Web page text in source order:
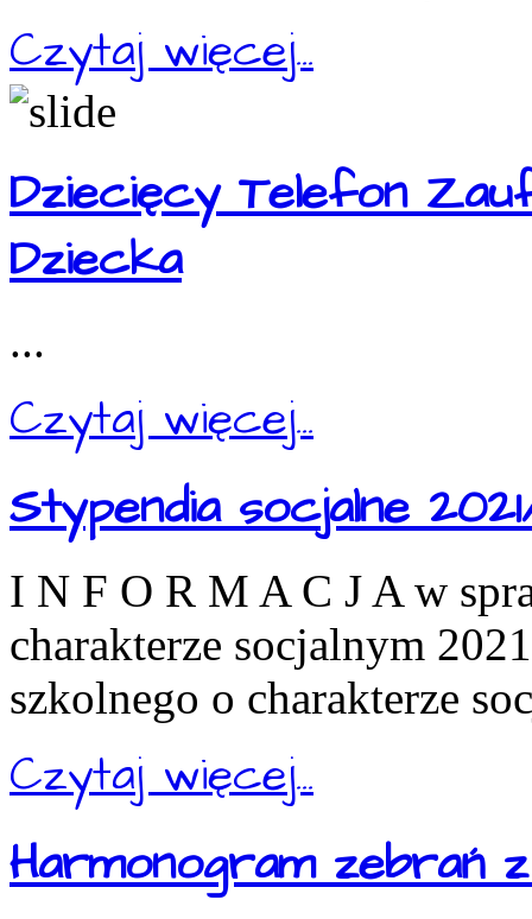
Czytaj więcej...
Dziecięcy Telefon
Dziecka
...
Czytaj więcej...
Stypendia socjalne
I N F O R M A C J A w
charakterze socjalnym
szkolnego o charakterze
Czytaj więcej...
Harmonogram zebrań